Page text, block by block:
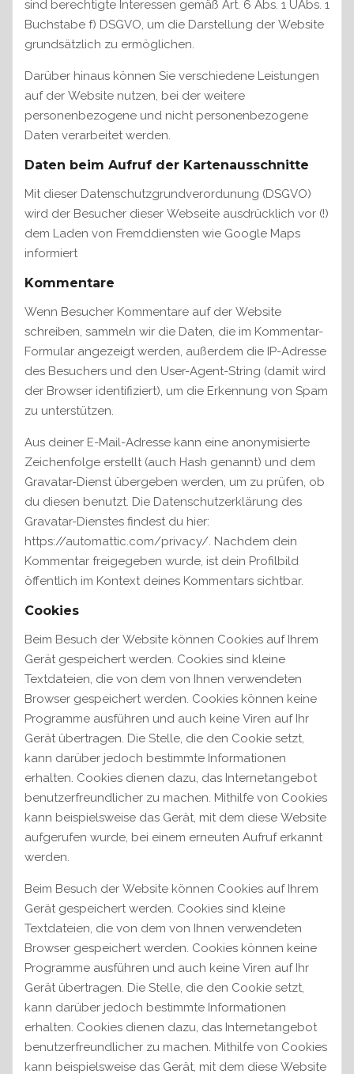
sind berechtigte Interessen gemäß Art. 6 Abs. 1 UAbs. 1
Buchstabe f) DSGVO, um die Darstellung der Website
grundsätzlich zu ermöglichen.
Darüber hinaus können Sie verschiedene Leistungen
auf der Website nutzen, bei der weitere
personenbezogene und nicht personenbezogene
Daten verarbeitet werden.
Daten beim Aufruf der Kartenausschnitte
Mit dieser Datenschutzgrundverordunung (DSGVO)
wird der Besucher dieser Webseite ausdrücklich vor (!)
dem Laden von Fremddiensten wie Google Maps
informiert
Kommentare
Wenn Besucher Kommentare auf der Website
schreiben, sammeln wir die Daten, die im Kommentar-
Formular angezeigt werden, außerdem die IP-Adresse
des Besuchers und den User-Agent-String (damit wird
der Browser identifiziert), um die Erkennung von Spam
zu unterstützen.
Aus deiner E-Mail-Adresse kann eine anonymisierte
Zeichenfolge erstellt (auch Hash genannt) und dem
Gravatar-Dienst übergeben werden, um zu prüfen, ob
du diesen benutzt. Die Datenschutzerklärung des
Gravatar-Dienstes findest du hier:
https://automattic.com/privacy/. Nachdem dein
Kommentar freigegeben wurde, ist dein Profilbild
öffentlich im Kontext deines Kommentars sichtbar.
Cookies
Beim Besuch der Website können Cookies auf Ihrem
Gerät gespeichert werden. Cookies sind kleine
Textdateien, die von dem von Ihnen verwendeten
Browser gespeichert werden. Cookies können keine
Programme ausführen und auch keine Viren auf Ihr
Gerät übertragen. Die Stelle, die den Cookie setzt,
kann darüber jedoch bestimmte Informationen
erhalten. Cookies dienen dazu, das Internetangebot
benutzerfreundlicher zu machen. Mithilfe von Cookies
kann beispielsweise das Gerät, mit dem diese Website
aufgerufen wurde, bei einem erneuten Aufruf erkannt
werden.
Beim Besuch der Website können Cookies auf Ihrem
Gerät gespeichert werden. Cookies sind kleine
Textdateien, die von dem von Ihnen verwendeten
Browser gespeichert werden. Cookies können keine
Programme ausführen und auch keine Viren auf Ihr
Gerät übertragen. Die Stelle, die den Cookie setzt,
kann darüber jedoch bestimmte Informationen
erhalten. Cookies dienen dazu, das Internetangebot
benutzerfreundlicher zu machen. Mithilfe von Cookies
kann beispielsweise das Gerät, mit dem diese Website